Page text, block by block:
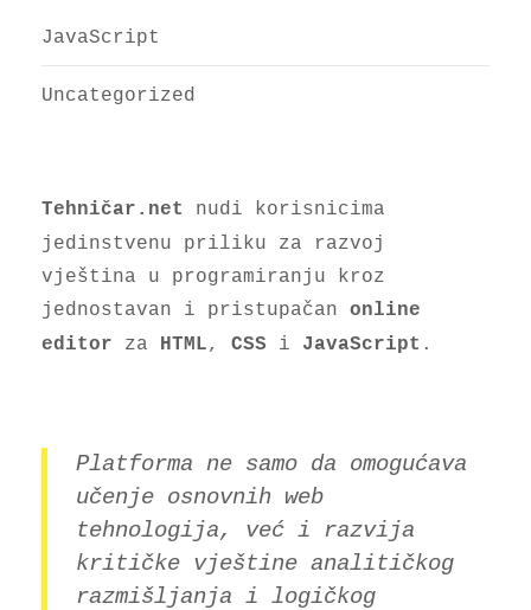
JavaScript
Uncategorized
Tehničar.net
nudi korisnicima
jedinstvenu priliku za razvoj
vještina u programiranju kroz
jednostavan i pristupačan online
editor za HTML , CSS i JavaScript .
Platforma ne samo da omogućava
učenje osnovnih web
tehnologija, već i razvija
kritičke vještine analitičkog
razmišljanja i logičkog